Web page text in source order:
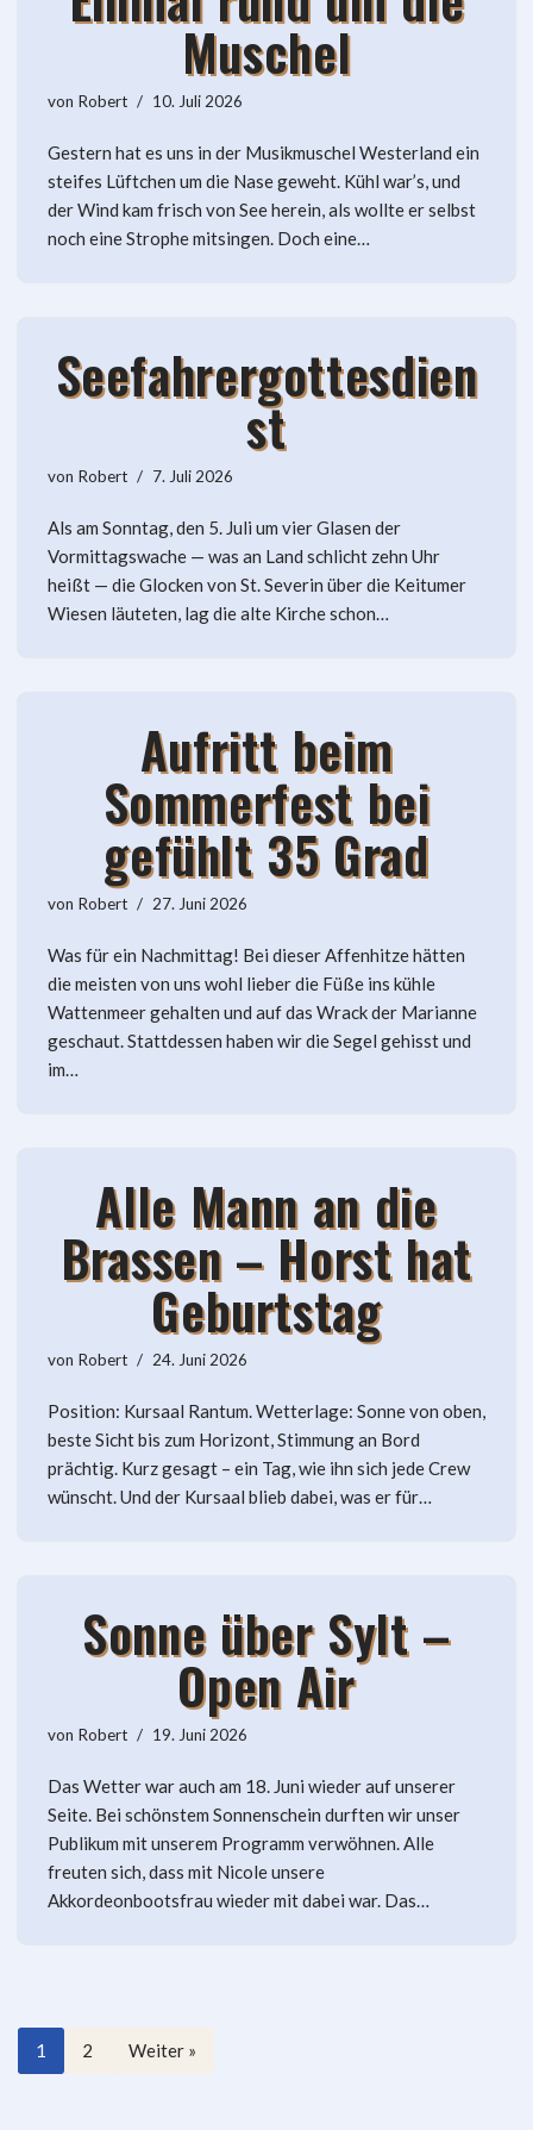
Muschel
von Robert 10. Juli 2026
Gestern hat es uns in der Musikmuschel Westerland ein
steifes Lüftchen um die Nase geweht. Kühl war’s, und
der Wind kam frisch von See herein, als wollte er selbst
noch eine Strophe mitsingen. Doch eine…
Seefahrergottesdien
st
von Robert 7. Juli 2026
Als am Sonntag, den 5. Juli um vier Glasen der
Vormittagswache — was an Land schlicht zehn Uhr
heißt — die Glocken von St. Severin über die Keitumer
Wiesen läuteten, lag die alte Kirche schon…
Aufritt beim
Sommerfest bei
gefühlt 35 Grad
von Robert 27. Juni 2026
Was für ein Nachmittag! Bei dieser Affenhitze hätten
die meisten von uns wohl lieber die Füße ins kühle
Wattenmeer gehalten und auf das Wrack der Marianne
geschaut. Stattdessen haben wir die Segel gehisst und
im…
Alle Mann an die
Brassen – Horst hat
Geburtstag
von Robert 24. Juni 2026
Position: Kursaal Rantum. Wetterlage: Sonne von oben,
beste Sicht bis zum Horizont, Stimmung an Bord
prächtig. Kurz gesagt – ein Tag, wie ihn sich jede Crew
wünscht. Und der Kursaal blieb dabei, was er für…
Sonne über Sylt –
Open Air
von Robert 19. Juni 2026
Das Wetter war auch am 18. Juni wieder auf unserer
Seite. Bei schönstem Sonnenschein durften wir unser
Publikum mit unserem Programm verwöhnen. Alle
freuten sich, dass mit Nicole unsere
Akkordeonbootsfrau wieder mit dabei war. Das…
1 2 Weiter »